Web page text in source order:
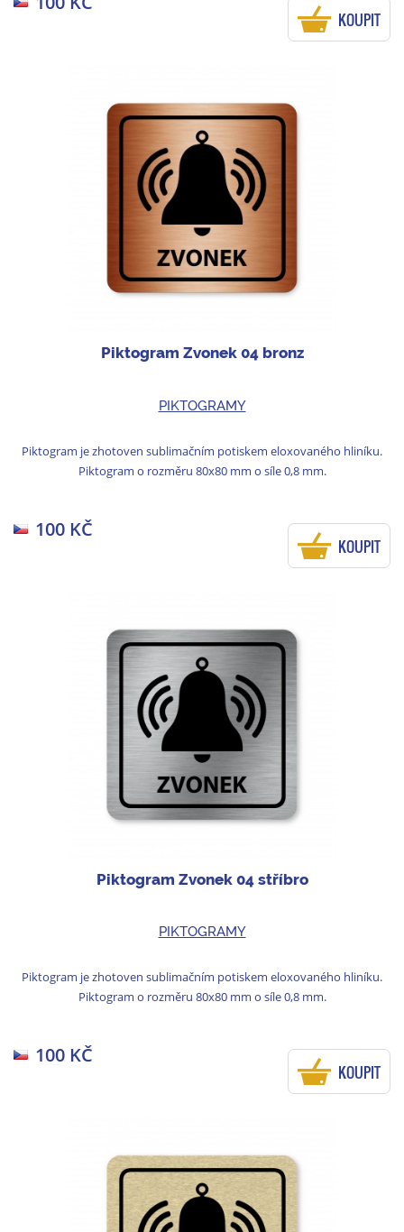
KOUPIT
Piktogram Zvonek 04 bronz
PIKTOGRAMY
Piktogram je zhotoven sublimačním potiskem eloxovaného hliníku.
Piktogram o rozměru 80x80 mm o síle 0,8 mm.
100 KČ
KOUPIT
Piktogram Zvonek 04 stříbro
PIKTOGRAMY
Piktogram je zhotoven sublimačním potiskem eloxovaného hliníku.
Piktogram o rozměru 80x80 mm o síle 0,8 mm.
100 KČ
KOUPIT